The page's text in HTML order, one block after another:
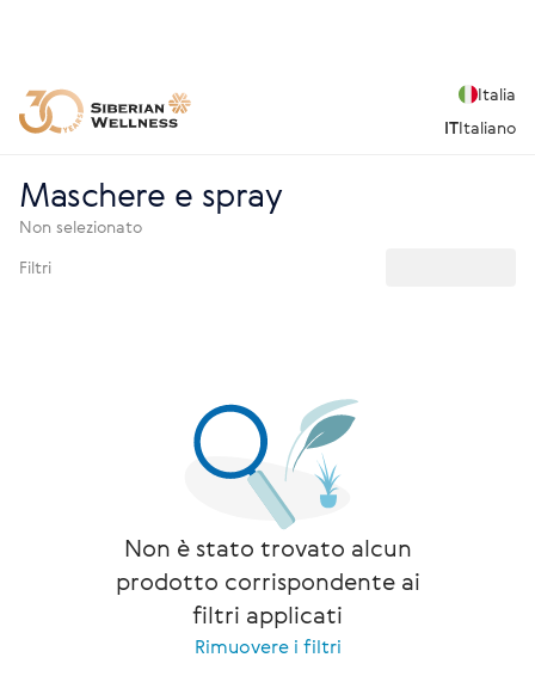
Italia
ITItaliano
Maschere e spray
Non selezionato
Filtri
Non è stato trovato alcun
prodotto corrispondente ai
filtri applicati
Rimuovere i filtri